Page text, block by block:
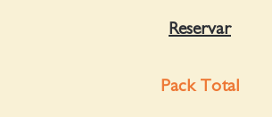
Reservar
Pack Total